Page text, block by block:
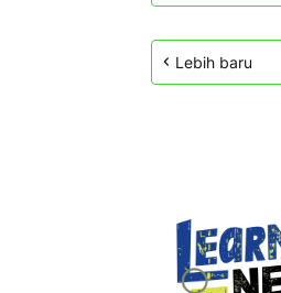
Lebih baru